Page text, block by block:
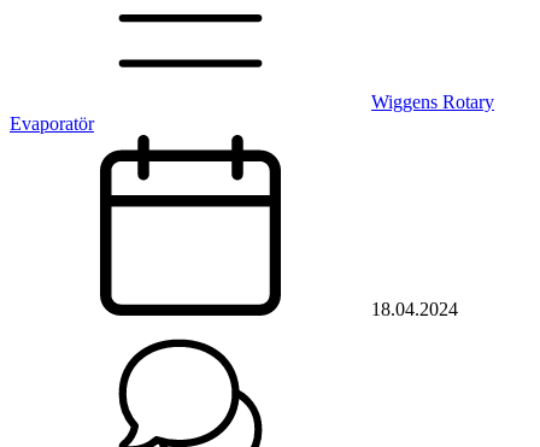
Wiggens Rotary
Evaporatör
18.04.2024